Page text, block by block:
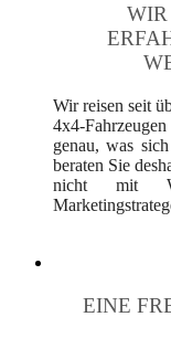
Wir reisen seit
4x4-
genau, was
beraten Sie
nicht mit
EINE